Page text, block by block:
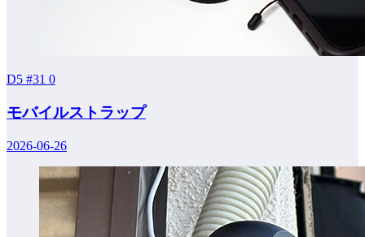
D5 #31 0
モバイルストラップ
2026-06-26